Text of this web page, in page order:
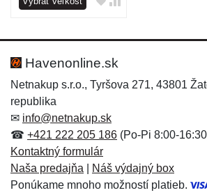
Havenonline.sk
Netnakup s.r.o., Tyršova 271, 43801
republika
✉ info@netnakup.sk
☎ +421 222 205 186 (Po-Pi 8:00-
Kontaktný formulár
Naša predajňa
Náš výdajný box
Ponúkame mnoho možností platieb.